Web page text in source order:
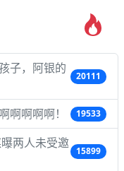
子，阿银的
20111
啊啊啊啊！ 19533
两人未受邀
15899